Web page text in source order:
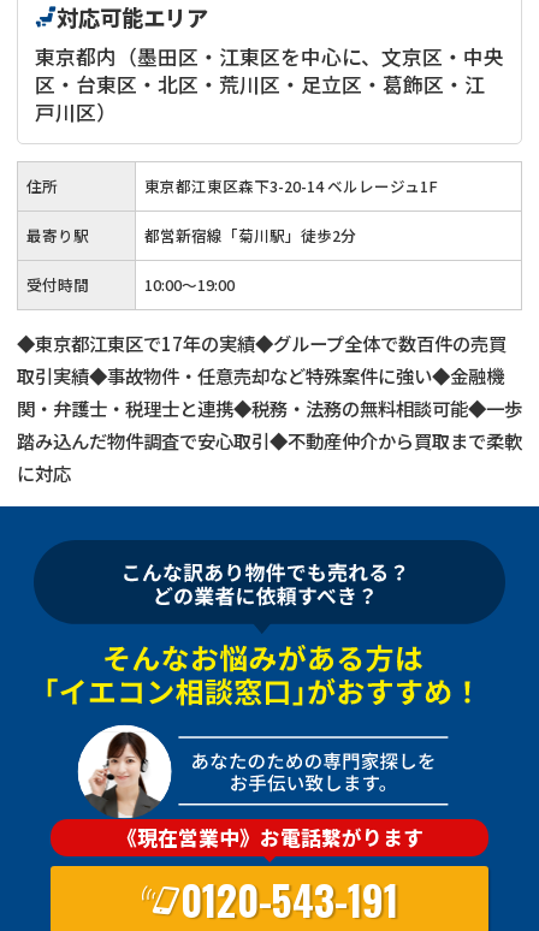
対応可能エリア
東京都内（墨田区・江東区を中心に、文京区・中央
区・台東区・北区・荒川区・足立区・葛飾区・江
戸川区）
住所 東京都江東区森下3-20-14 ベルレージュ1F
最寄り駅 都営新宿線「菊川駅」徒歩2分
受付時間 10:00～19:00
◆東京都江東区で17年の実績◆グループ全体で数百件の売買
取引実績◆事故物件・任意売却など特殊案件に強い◆金融機
関・弁護士・税理士と連携◆税務・法務の無料相談可能◆一歩
踏み込んだ物件調査で安心取引◆不動産仲介から買取まで柔軟
に対応
《現在営業中》お電話繋がります
0120-543-191